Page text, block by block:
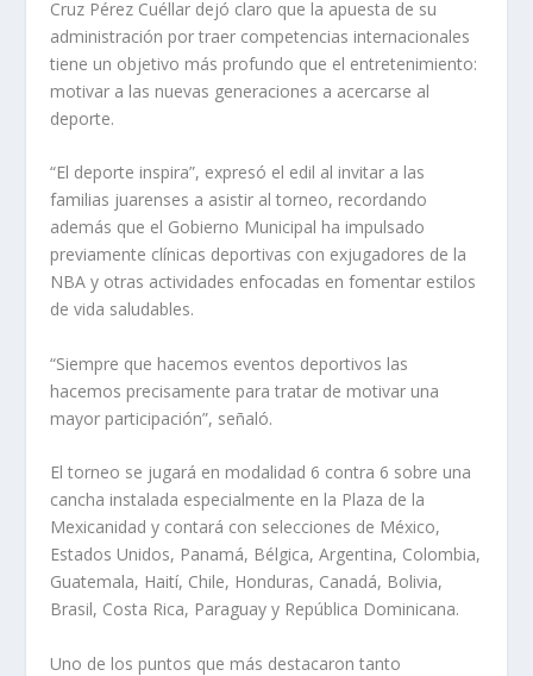
Cruz Pérez Cuéllar dejó claro que la apuesta de su
administración por traer competencias internacionales
tiene un objetivo más profundo que el entretenimiento:
motivar a las nuevas generaciones a acercarse al
deporte.
“El deporte inspira”, expresó el edil al invitar a las
familias juarenses a asistir al torneo, recordando
además que el Gobierno Municipal ha impulsado
previamente clínicas deportivas con exjugadores de la
NBA y otras actividades enfocadas en fomentar estilos
de vida saludables.
“Siempre que hacemos eventos deportivos las
hacemos precisamente para tratar de motivar una
mayor participación”, señaló.
El torneo se jugará en modalidad 6 contra 6 sobre una
cancha instalada especialmente en la Plaza de la
Mexicanidad y contará con selecciones de México,
Estados Unidos, Panamá, Bélgica, Argentina, Colombia,
Guatemala, Haití, Chile, Honduras, Canadá, Bolivia,
Brasil, Costa Rica, Paraguay y República Dominicana.
Uno de los puntos que más destacaron tanto